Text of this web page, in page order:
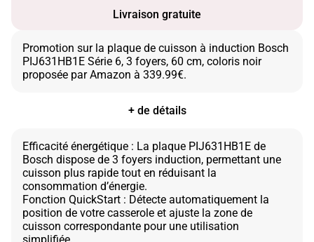
Livraison gratuite
Promotion sur la plaque de cuisson à induction Bosch
PIJ631HB1E Série 6, 3 foyers, 60 cm, coloris noir
+ de détails
Efficacité énergétique : La plaque PIJ631HB1E de
Bosch dispose de 3 foyers induction, permettant une
cuisson plus rapide tout en réduisant la
consommation d’énergie.
Fonction QuickStart : Détecte automatiquement la
position de votre casserole et ajuste la zone de
cuisson correspondante pour une utilisation